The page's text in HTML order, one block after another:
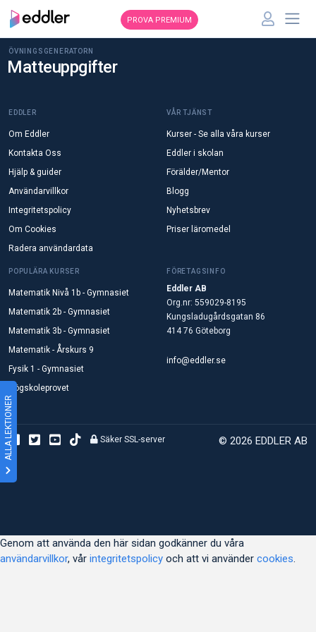
ALLA LEKTIONER
PROVA PREMIUM
ÖVNINGSGENERATORN
Matteuppgifter
EDDLER
Om Eddler
Kontakta Oss
Hjälp & guider
Användarvillkor
Integritetspolicy
Om Cookies
Radera användardata
VÅR TJÄNST
Kurser - Se alla våra kurser
Eddler i skolan
Förälder/Mentor
Blogg
Nyhetsbrev
Priser läromedel
POPULÄRA KURSER
Matematik Nivå 1b - Gymnasiet
Matematik 2b - Gymnasiet
Matematik 3b - Gymnasiet
Matematik - Årskurs 9
Fysik 1 - Gymnasiet
Högskoleprovet
FÖRETAGSINFO
Eddler AB
Org.nr: 559029-8195
Kungsladugårdsgatan 86
414 76 Göteborg
info@eddler.se
© 2026 EDDLER AB
Säker SSL-server
Genom att använda den här sidan godkänner du våra
användarvillkor, vår integritetspolicy och att vi använder cookies.